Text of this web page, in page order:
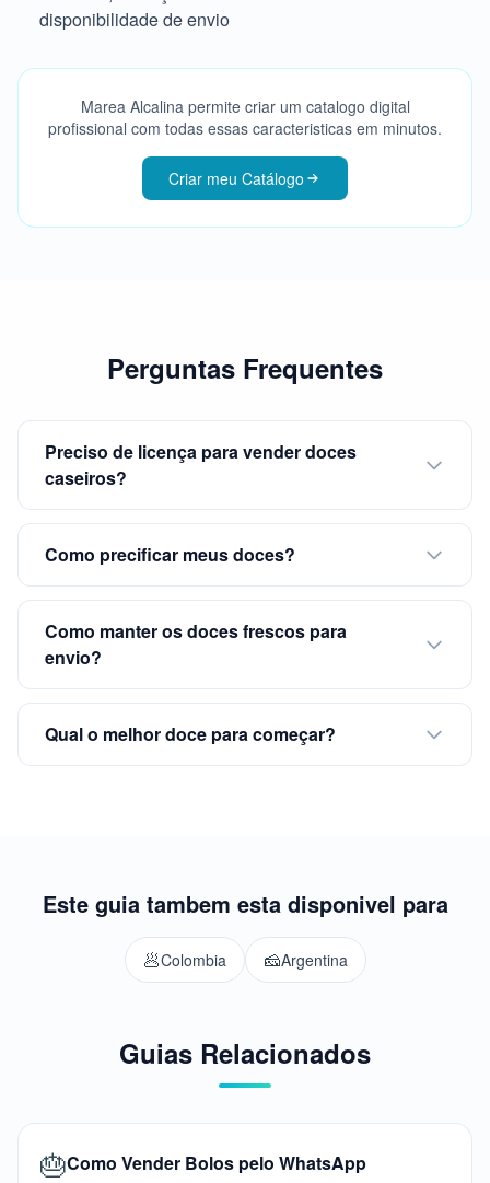
disponibilidade de envio
Marea Alcalina permite criar um catalogo digital
profissional com todas essas caracteristicas em minutos.
Criar meu Catálogo
Perguntas Frequentes
Preciso de licença para vender doces
caseiros?
Como precificar meus doces?
Como manter os doces frescos para
envio?
Qual o melhor doce para começar?
Este guia tambem esta disponivel para
🥟Colombia 🧀Argentina
Guias Relacionados
🎂Como Vender Bolos pelo WhatsApp